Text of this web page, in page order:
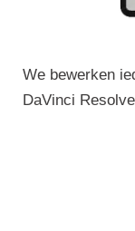
We bewerken
DaVinci